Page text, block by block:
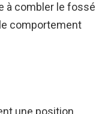
à combler le fossé
comportement
une position